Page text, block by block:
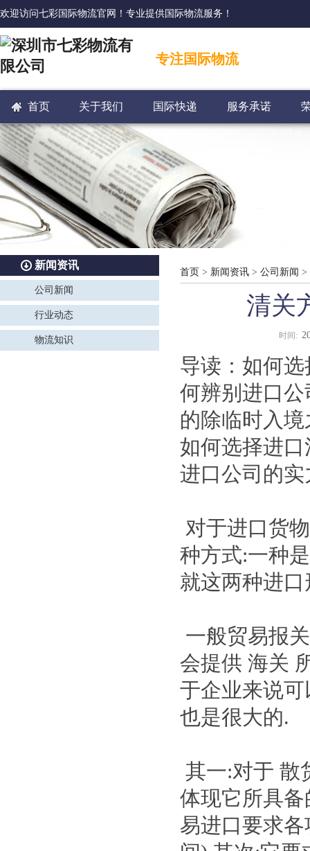
欢迎访问七彩国际物流官网！专业提供国际物流服务！
专注国际物流
首页 关于我们 国际快递 服务承诺
新闻资讯
公司新闻
行业动态
物流知识
首页 > 新闻资讯 > 公司新闻 >
清关
时间:
导读：如何
何辨别进口
的除临时入
如何选择进
进口公司的实
对于进口货
种方式:一种
就这两种进
一般贸易报
会提供 海关
于企业来说
也是很大的.
其一:对于 散
体现它所具
易进口要求